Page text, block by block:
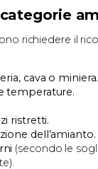
richiedere il
cava o miniera.
temperature.
ristretti.
dell’amianto.
(secondo le